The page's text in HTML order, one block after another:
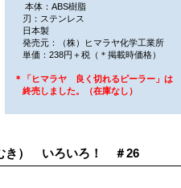
本体：ABS樹脂
刃：ステンレス
日本製
発売元：（株）ヒマラヤ化学工業所
単価：238円＋税（＊掲載時価格）
＊「ヒマラヤ 良く切れるピーラー」は
終売しました。（在庫なし）
き） いろいろ！ ＃26